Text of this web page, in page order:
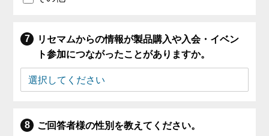
リセマムからの情報が製品購入や入会・イベン
ト参加につながったことがありますか。
ご回答者様の性別を教えてください。